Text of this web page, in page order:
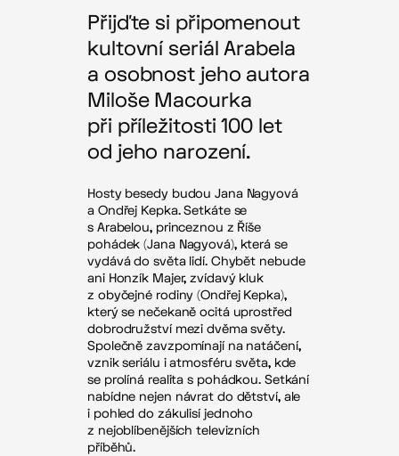
Přijďte si připomenout
kultovní seriál Arabela
a osobnost jeho autora
Miloše Macourka
při příležitosti 100 let
od jeho narození.
Hosty besedy budou Jana Nagyová
a Ondřej Kepka. Setkáte se
s Arabelou, princeznou z Říše
pohádek (Jana Nagyová), která se
vydává do světa lidí. Chybět nebude
ani Honzík Majer, zvídavý kluk
z obyčejné rodiny (Ondřej Kepka),
který se nečekaně ocitá uprostřed
dobrodružství mezi dvěma světy.
Společně zavzpomínají na natáčení,
vznik seriálu i atmosféru světa, kde
se prolíná realita s pohádkou. Setkání
nabídne nejen návrat do dětství, ale
i pohled do zákulisí jednoho
z nejoblíbenějších televizních
příběhů.